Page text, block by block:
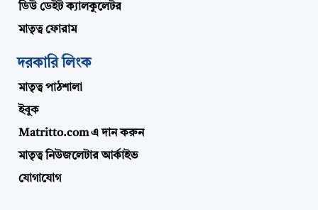
ডিউ ডেইট ক্যালকুলেটর
মাতৃত্ব ফোরাম
দরকারি লিংক
মাতৃত্ব পাঠশালা
ইবুক
Matritto.com এ দান করুন
মাতৃত্ব নিউজলেটার আর্কাইভ
যোগাযোগ